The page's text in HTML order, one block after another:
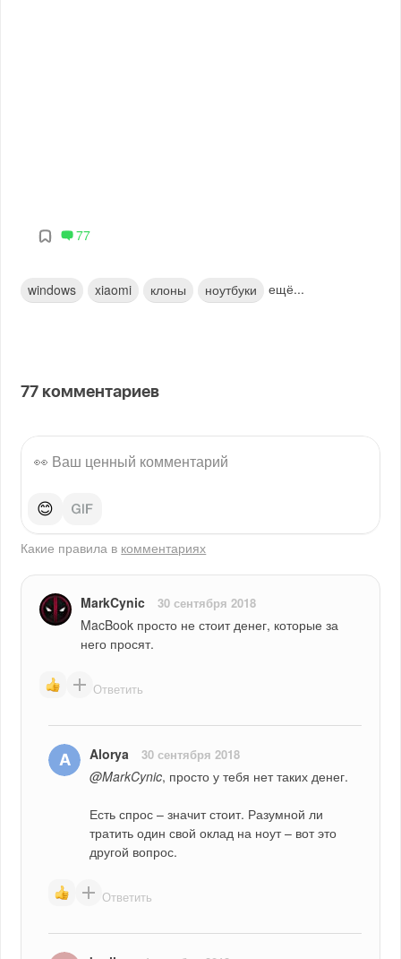
77
windows xiaomi клоны ноутбуки ещё...
77 комментариев
😊
Какие правила в комментариях
MarkCynic 30 сентября 2018
MacBook просто не стоит денег, которые за
него просят.
Ответить
Alorya 30 сентября 2018
@MarkCynic, просто у тебя нет таких денег.
Есть спрос – значит стоит. Разумной ли
тратить один свой оклад на ноут – вот это
другой вопрос.
Ответить